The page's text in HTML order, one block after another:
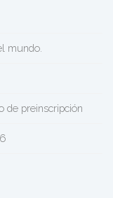
mundo.
de preinscripción